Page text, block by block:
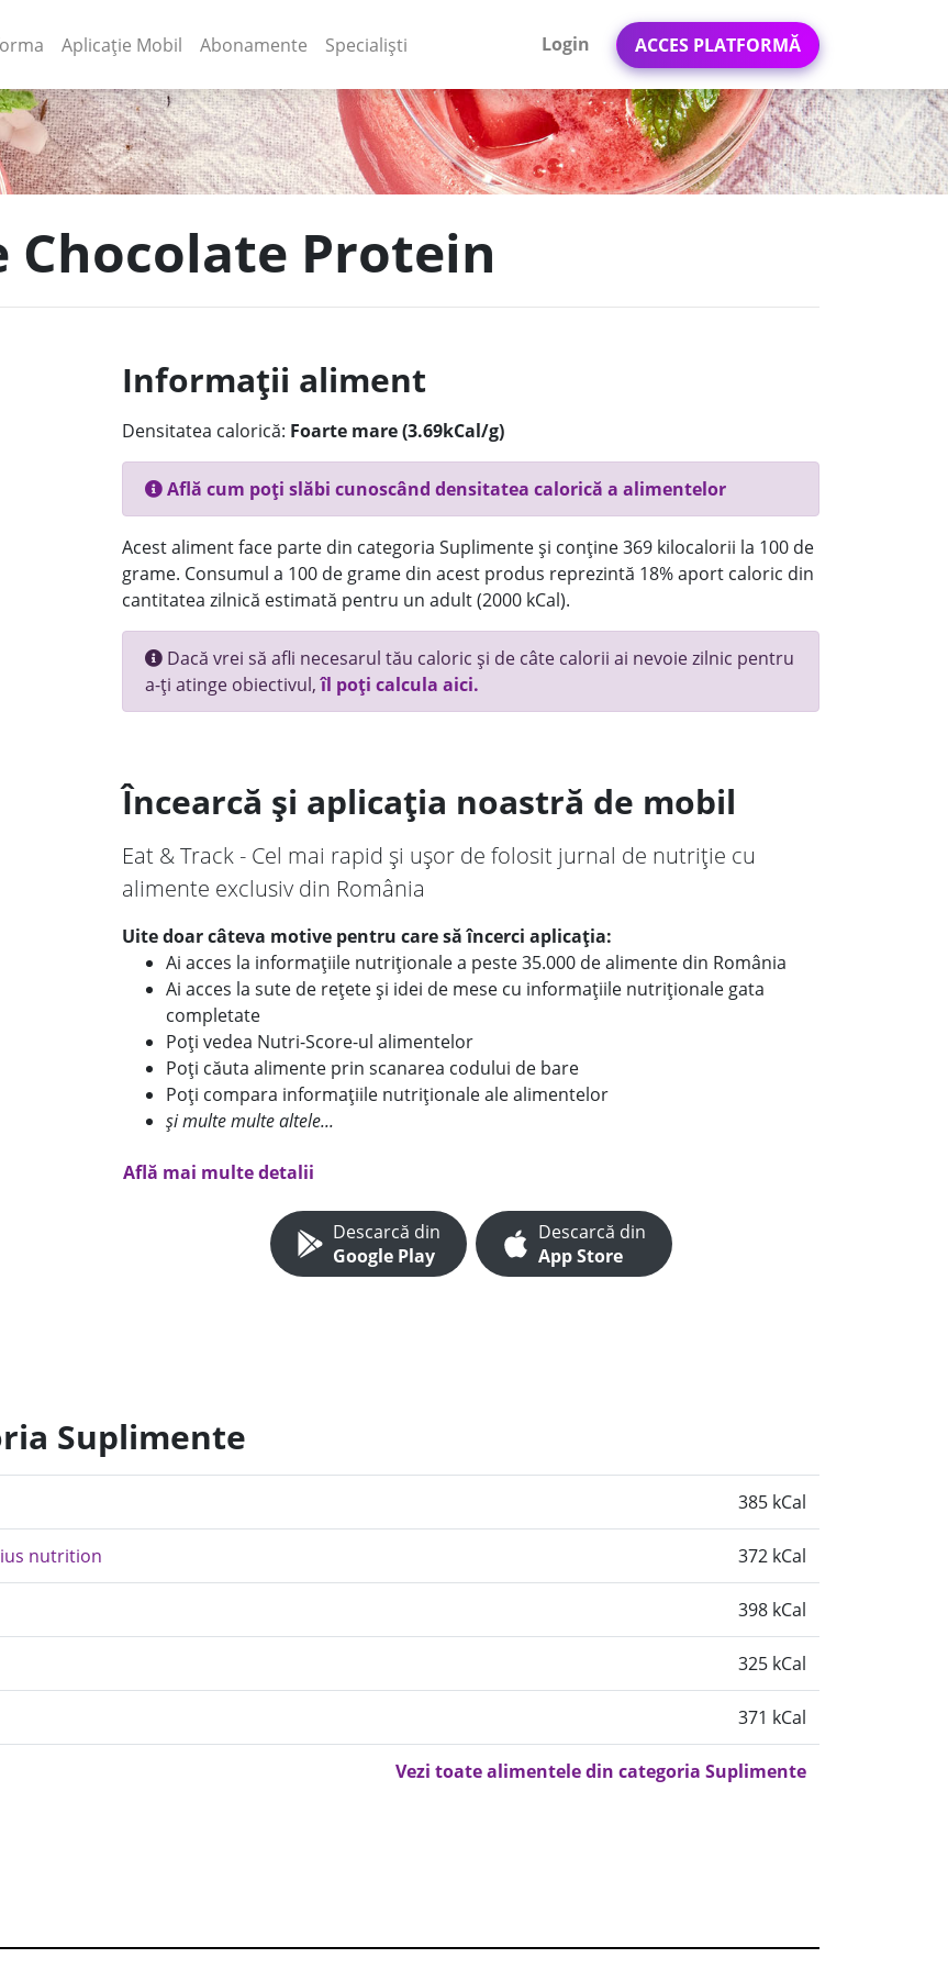
(current)
Aplicație Mobil (current)
Abonamente Specialiști Login ACCES PLATFORMĂ
Chocolate Protein
Informații aliment
Densitatea calorică: Foarte mare (3.69kCal/g)
Află cum poți slăbi cunoscând densitatea calorică a alimentelor
Acest aliment face parte din categoria Suplimente și conține 369 kilocalorii la 100 de
grame. Consumul a 100 de grame din acest produs reprezintă 18% aport caloric din
cantitatea zilnică estimată pentru un adult (2000 kCal).
Dacă vrei să afli necesarul tău caloric și de câte calorii ai nevoie zilnic pentru
a-ți atinge obiectivul,îl poți calcula aici.
Încearcă și aplicația noastră de mobil
Eat & Track - Cel mai rapid și ușor de folosit jurnal de nutriție cu
alimente exclusiv din România
Uite doar câteva motive pentru care să încerci aplicația:
Ai acces la informațiile nutriționale a peste 35.000 de alimente din România
Ai acces la sute de rețete și idei de mese cu informațiile nutriționale gata
completate
Poți vedea Nutri-Score-ul alimentelor
Poți căuta alimente prin scanarea codului de bare
Poți compara informațiile nutriționale ale alimentelor
și multe multe altele...
Află mai multe detalii
Descarcă din
Google Play
Descarcă din
App Store
Suplimente
385 kCal
nutrition 372 kCal
398 kCal
325 kCal
371 kCal
Vezi toate alimentele din categoria Suplimente